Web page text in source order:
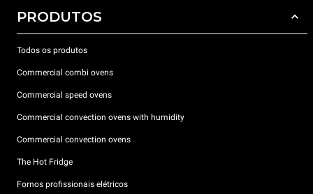
PRODUTOS
Todos os produtos
Commercial combi ovens
Commercial speed ovens
Commercial convection ovens with humidity
Commercial convection ovens
The Hot Fridge
Fornos profissionais elétricos